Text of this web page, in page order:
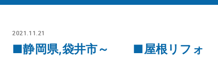
2021.11.21
■静岡県,袋井市～ ■屋根リフォ